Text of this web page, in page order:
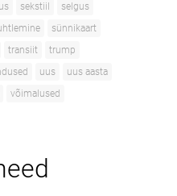
sekstiil
selgus
sünnikaart
transiit
trump
uus
uus aasta
võimalused